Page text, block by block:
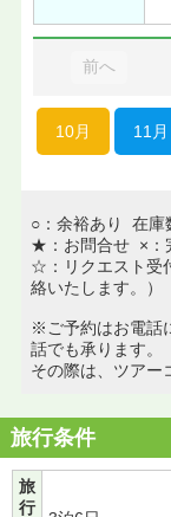
前へ
10月 11月
○：余裕あり 在庫
★：お問合せ ×：
☆：リクエスト受
絡いたします。）
※ご予約はお電話
話でも承ります。
その際は、ツアー
旅行条件
旅
行